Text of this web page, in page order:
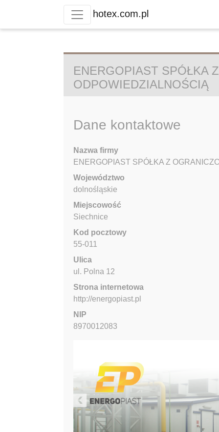
hotex.com.pl
ENERGOPIAST SPÓŁKA
ODPOWIEDZIALNOŚCIĄ
Dane kontaktowe
Nazwa firmy
ENERGOPIAST SPÓŁKA Z
Województwo
dolnośląskie
Miejscowość
Siechnice
Kod pocztowy
55-011
Ulica
ul. Polna 12
Strona internetowa
http://energopiast.pl
NIP
8970012083